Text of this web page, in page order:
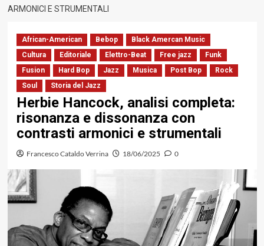
ARMONICI E STRUMENTALI
African-American Bebop
Black Amercan Music
Cultura
Editoriale Elettro-Beat Free jazz
Funk
Fusion
Hard Bop Jazz Musica Post Bop
Rock
Soul
Storia del Jazz
Herbie Hancock, analisi completa:
risonanza e dissonanza con
contrasti armonici e strumentali
Francesco Cataldo Verrina 18/06/2025 0